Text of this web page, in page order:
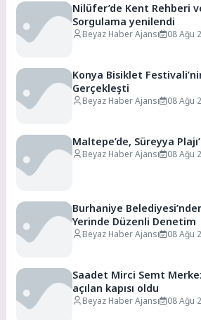
Nilüfer’de Kent Rehberi
Sorgulama yenilendi
Beyaz Haber Ajansı 08 Ağu
Konya Bisiklet
Gerçekleşti
Beyaz Haber Ajansı 08 Ağu
Maltepe’de, Süreyya
Beyaz Haber Ajansı 08 Ağu
Burhaniye
Yerinde Düzenli Denetim
Beyaz Haber Ajansı 08 Ağu
Saadet Mirci Semt
açılan kapısı oldu
Beyaz Haber Ajansı 08 Ağu